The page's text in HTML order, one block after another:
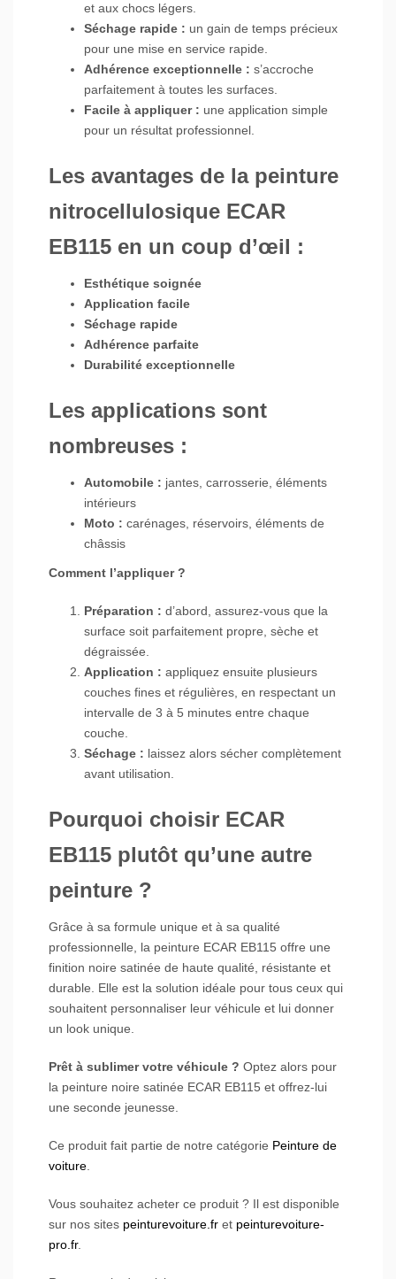
et aux chocs légers.
Séchage rapide : un gain de temps précieux
pour une mise en service rapide.
Adhérence exceptionnelle : s’accroche
parfaitement à toutes les surfaces.
Facile à appliquer : une application simple
pour un résultat professionnel.
Les avantages de la peinture
nitrocellulosique ECAR
EB115 en un coup d’œil :
Esthétique soignée
Application facile
Séchage rapide
Adhérence parfaite
Durabilité exceptionnelle
Les applications sont
nombreuses :
Automobile : jantes, carrosserie, éléments
intérieurs
Moto : carénages, réservoirs, éléments de
châssis
Comment l’appliquer ?
Préparation : d’abord, assurez-vous que la
surface soit parfaitement propre, sèche et
dégraissée.
Application : appliquez ensuite plusieurs
couches fines et régulières, en respectant un
intervalle de 3 à 5 minutes entre chaque
couche.
Séchage : laissez alors sécher complètement
avant utilisation.
Pourquoi choisir ECAR
EB115 plutôt qu’une autre
peinture ?
Grâce à sa formule unique et à sa qualité
professionnelle, la peinture ECAR EB115 offre une
finition noire satinée de haute qualité, résistante et
durable. Elle est la solution idéale pour tous ceux qui
souhaitent personnaliser leur véhicule et lui donner
un look unique.
Prêt à sublimer votre véhicule ? Optez alors pour
la peinture noire satinée ECAR EB115 et offrez-lui
une seconde jeunesse.
Ce produit fait partie de notre catégorie Peinture de
voiture
Vous souhaitez acheter ce produit ? Il est disponible
sur nos sites peinturevoiture.fr et peinturevoiture-
pro.fr.